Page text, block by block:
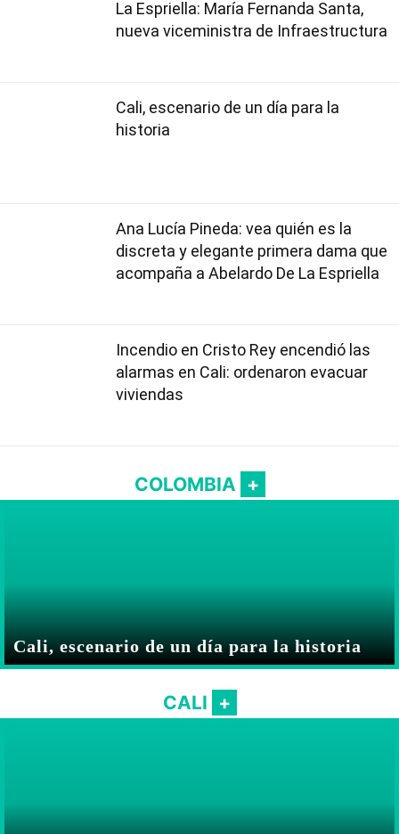
La Espriella: María Fernanda Santa,
nueva viceministra de Infraestructura
Cali, escenario de un día para la
historia
Ana Lucía Pineda: vea quién es la
discreta y elegante primera dama que
acompaña a Abelardo De La Espriella
Incendio en Cristo Rey encendió las
alarmas en Cali: ordenaron evacuar
viviendas
COLOMBIA
Cali, escenario de un día para la historia
CALI